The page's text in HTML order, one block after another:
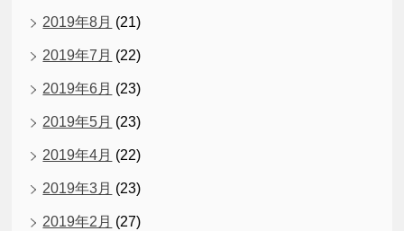
2019年8月 (21)
2019年7月 (22)
2019年6月 (23)
2019年5月 (23)
2019年4月 (22)
2019年3月 (23)
2019年2月 (27)